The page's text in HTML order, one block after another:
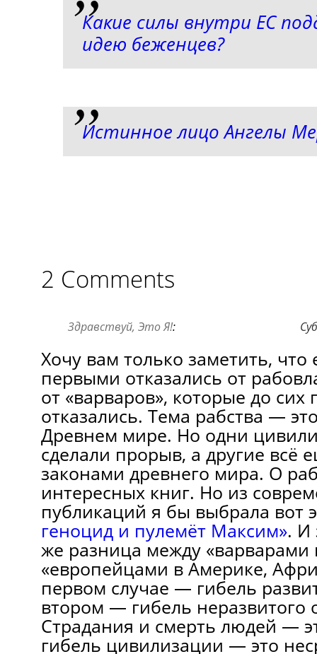
Какие силы внутри ЕС
идею беженцев?
Истинное лицо Ангелы
2 Comments
Здравствуй, Это Я!:
Хочу вам только заметить,
первыми отказались от
от «варваров», которые до сих
отказались. Тема рабства —
Древнем мире. Но одни
сделали прорыв, а другие всё
законами древнего мира. О
интересных книг. Но из
публикаций я бы выбрала вот
геноцид и пулемёт Максим». И
же разница между «варварами
«европейцами в Америке,
первом случае — гибель
втором — гибель неразвитого
Страдания и смерть людей —
гибель цивилизации — это